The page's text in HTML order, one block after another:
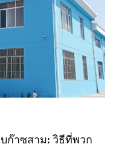
ก๊าซสาม: วิธีที่พวก